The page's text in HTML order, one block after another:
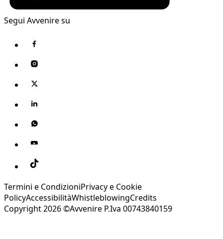
Segui Avvenire su
Termini e CondizioniPrivacy e Cookie
PolicyAccessibilitàWhistleblowingCredits
Copyright 2026 ©Avvenire P.Iva 00743840159